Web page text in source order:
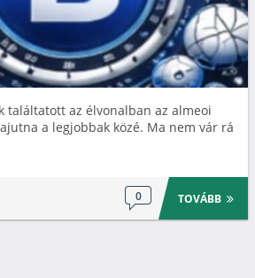
találtatott az élvonalban az almeoi
a legjobbak közé. Ma nem vár rá
0 TOVÁBB